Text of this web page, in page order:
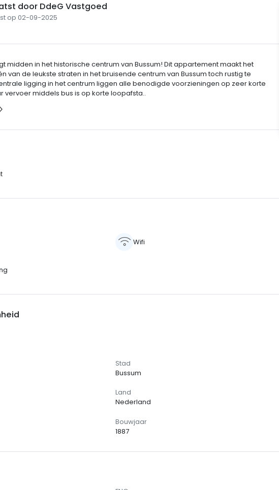
door DdeG Vastgoed
op 02-09-2025
midden in het historische centrum van Bussum! Dit appartement maakt het
van de leukste straten in het bruisende centrum van Bussum toch rustig te
ligging in het centrum liggen alle benodigde voorzieningen op zeer korte
vervoer middels bus is op korte loopafsta..
Wifi
Stad
Bussum
Land
Nederland
Bouwjaar
1887